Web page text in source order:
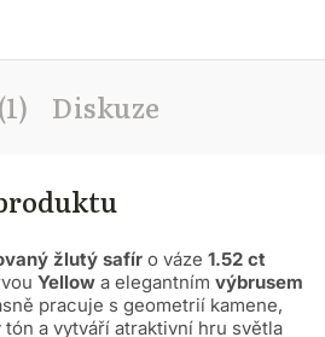
Diskuze
žlutý safír o váze 1.52 ct
Yellow a elegantním výbrusem
pracuje s geometrií kamene,
a vytváří atraktivní hru světla